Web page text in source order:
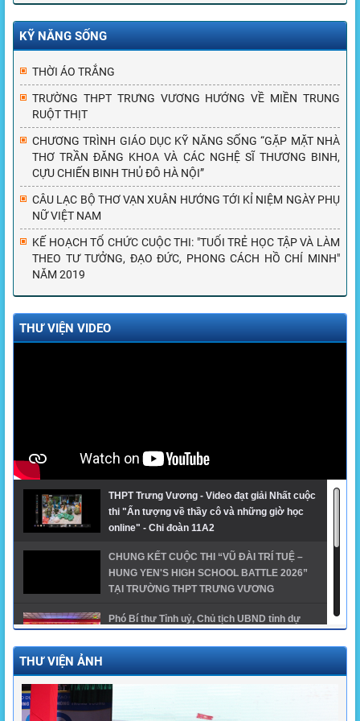
KỸ NĂNG SỐNG
THỜI ÁO TRẮNG
TRƯỜNG THPT TRƯNG VƯƠNG HƯỚNG VỀ MIỀN TRUNG
RUỘT THỊT
CHƯƠNG TRÌNH GIÁO DỤC KỸ NĂNG SỐNG “GẶP MẶT NHÀ
THƠ TRẦN ĐĂNG KHOA VÀ CÁC NGHỆ SĨ THƯƠNG BINH,
CỰU CHIẾN BINH THỦ ĐÔ HÀ NỘI”
CÂU LẠC BỘ THƠ VẠN XUÂN HƯỚNG TỚI KỈ NIỆM NGÀY PHỤ
NỮ VIỆT NAM
KẾ HOẠCH TỔ CHỨC CUỘC THI: "TUỔI TRẺ HỌC TẬP VÀ LÀM
THEO TƯ TƯỞNG, ĐẠO ĐỨC, PHONG CÁCH HỒ CHÍ MINH"
NĂM 2019
THƯ VIỆN VIDEO
THPT Trưng Vương - Video đạt giải Nhất cuộc
thi "Ấn tượng về thầy cô và những giờ học
online" - Chi đoàn 11A2
CHUNG KẾT CUỘC THI “VŨ ĐÀI TRÍ TUỆ –
HUNG YEN'S HIGH SCHOOL BATTLE 2026”
TẠI TRƯỜNG THPT TRƯNG VƯƠNG
Phó Bí thư Tỉnh uỷ, Chủ tịch UBND tỉnh dự
2024 - THPT Trưng Vương
THƯ VIỆN ẢNH